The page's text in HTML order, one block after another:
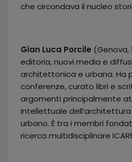
che circondava il nucleo
Gian Luca Porcile (Genova,
editoria, nuovi media e
architettonica e urbana. Ha
conferenze, curato libri e
argomenti principalmente
intellettuale
urbano. È tra i membri
ricerca multidisciplinare